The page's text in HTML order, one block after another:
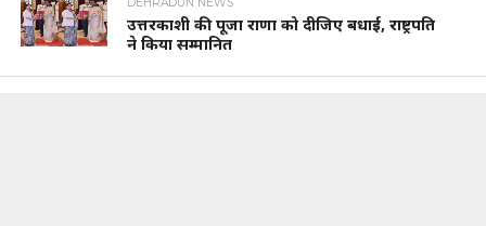
DEHRADUN NEWS
उत्तरकाशी की पूजा राणा को दीजिए बधाई, राष्ट्रपति
ने किया सम्मानित